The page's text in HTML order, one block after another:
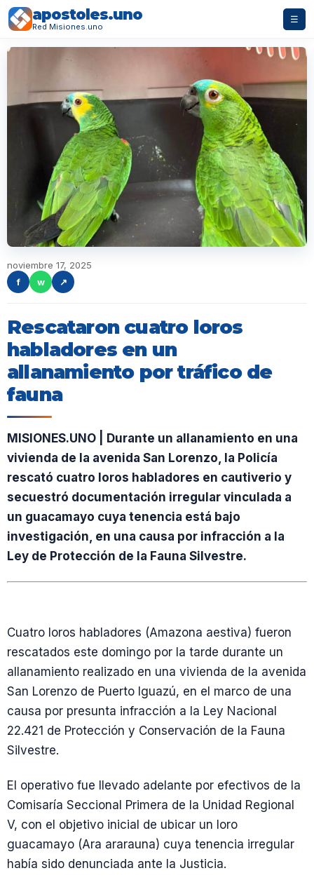
apostoles.uno
Red Misiones.uno
☰
noviembre 17, 2025
f
w ↗
Rescataron cuatro loros
habladores en un
allanamiento por tráfico de
fauna
MISIONES.UNO | Durante un allanamiento en una
vivienda de la avenida San Lorenzo, la Policía
rescató cuatro loros habladores en cautiverio y
secuestró documentación irregular vinculada a
un guacamayo cuya tenencia está bajo
investigación, en una causa por infracción a la
Ley de Protección de la Fauna Silvestre.
Cuatro loros habladores (Amazona aestiva) fueron
rescatados este domingo por la tarde durante un
allanamiento realizado en una vivienda de la avenida
San Lorenzo de Puerto Iguazú, en el marco de una
causa por presunta infracción a la Ley Nacional
22.421 de Protección y Conservación de la Fauna
Silvestre.
El operativo fue llevado adelante por efectivos de la
Comisaría Seccional Primera de la Unidad Regional
V, con el objetivo inicial de ubicar un loro
guacamayo (Ara ararauna) cuya tenencia irregular
había sido denunciada ante la Justicia.